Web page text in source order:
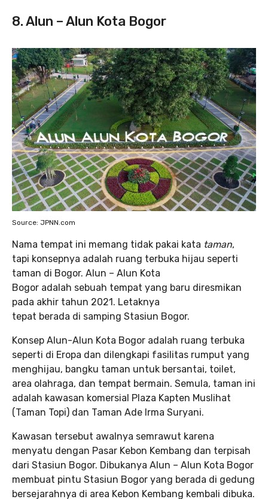
8. Alun – Alun Kota Bogor
Source: JPNN.com
Nama tempat ini memang tidak pakai kata taman,
tapi konsepnya adalah ruang terbuka hijau seperti
taman di Bogor. Alun – Alun Kota
Bogor adalah sebuah tempat yang baru diresmikan
pada akhir tahun 2021. Letaknya
tepat berada di samping Stasiun Bogor.
Konsep Alun-Alun Kota Bogor adalah ruang terbuka
seperti di Eropa dan dilengkapi fasilitas rumput yang
menghijau, bangku taman untuk bersantai, toilet,
area olahraga, dan tempat bermain. Semula, taman ini
adalah kawasan komersial Plaza Kapten Muslihat
(Taman Topi) dan Taman Ade Irma Suryani.
Kawasan tersebut awalnya semrawut karena
menyatu dengan Pasar Kebon Kembang dan terpisah
dari Stasiun Bogor. Dibukanya Alun – Alun Kota Bogor
membuat pintu Stasiun Bogor yang berada di gedung
bersejarahnya di area Kebon Kembang kembali dibuka.